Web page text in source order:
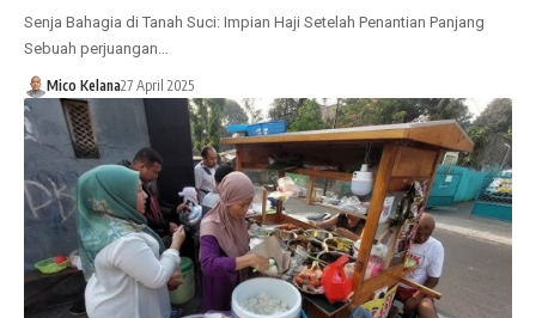
Senja Bahagia di Tanah Suci: Impian Haji Setelah Penantian Panjang
Sebuah perjuangan…
Mico Kelana27 April 2025